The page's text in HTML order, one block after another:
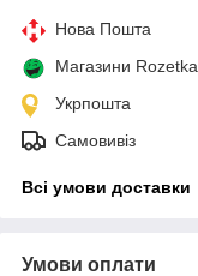
Нова Пошта
Магазини Rozetka
Укрпошта
Самовивіз
Всі умови доставки
Умови оплати